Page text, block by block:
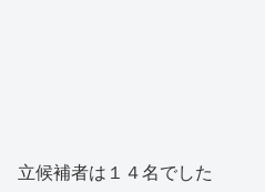
立候補者は１４名でした